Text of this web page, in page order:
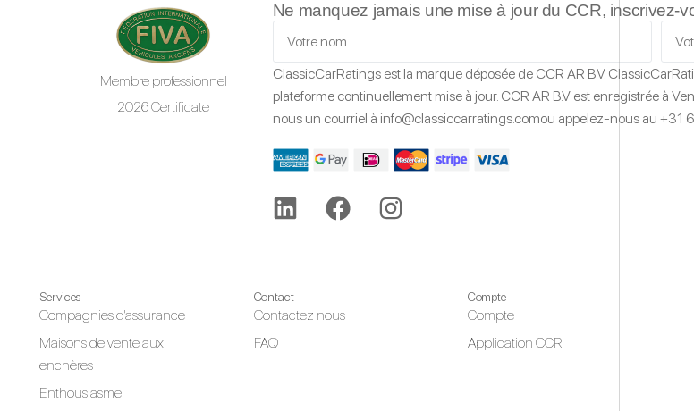
Membre professionnel
2026 Certificate
Ne manquez jamais une mise à jour du CCR, inscrivez-
ClassicCarRatings est la marque déposée de CCR AR B.V.
plateforme continuellement mise à jour. CCR AR B.V est enregistrée à
nous un courriel à info@classiccarratings.comou appelez-nous au +31
Services
Compagnies d'assurance
Maisons de vente aux
enchères
Enthousiasme
Contact
Contactez nous
FAQ
Compte
Compte
Application CCR